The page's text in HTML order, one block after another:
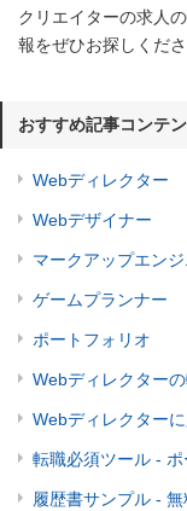
クリエイターの求人
報をぜひお探しくださ
おすすめ記事コンテ
Webディレクター
Webデザイナー
マークアップエン
ゲームプランナー
ポートフォリオ
Webディレクター
Webディレクター
転職必須ツール -
履歴書サンプル -